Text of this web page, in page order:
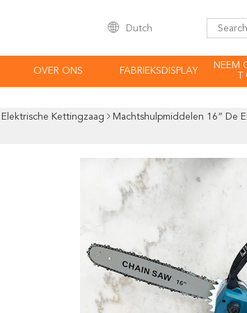
Dutch
OVER ONS FABRIEKSDISPLAY
NEEM
Elektrische Kettingzaag
Machtshulpmiddelen 16“ De